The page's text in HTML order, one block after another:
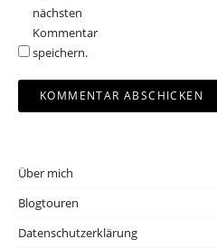
nächsten
Kommentar
speichern.
Über mich
Blogtouren
Datenschutzerklärung